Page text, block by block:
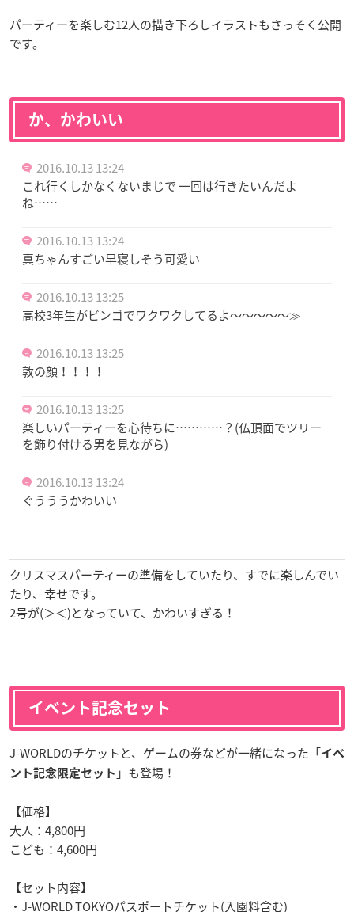
パーティーを楽しむ12人の描き下ろしイラストもさっそく公開
です。
か、かわいい
2016.10.13 13:24
これ行くしかなくないまじで 一回は行きたいんだよ
ね……
2016.10.13 13:24
真ちゃんすごい早寝しそう可愛い
2016.10.13 13:25
高校3年生がビンゴでワクワクしてるよ〜〜〜〜〜≫
2016.10.13 13:25
敦の顔！！！！
2016.10.13 13:25
楽しいパーティーを心待ちに…………？(仏頂面でツリー
を飾り付ける男を見ながら)
2016.10.13 13:24
ぐうううかわいい
クリスマスパーティーの準備をしていたり、すでに楽しんでい
たり、幸せです。
2号が(＞＜)となっていて、かわいすぎる！
イベント記念セット
J-WORLDのチケットと、ゲームの券などが一緒になった「イベ
ント記念限定セット 」も登場！
【価格】
大人：4,800円
こども：4,600円
【セット内容】
・J-WORLD TOKYOパスポートチケット(入園料含む)